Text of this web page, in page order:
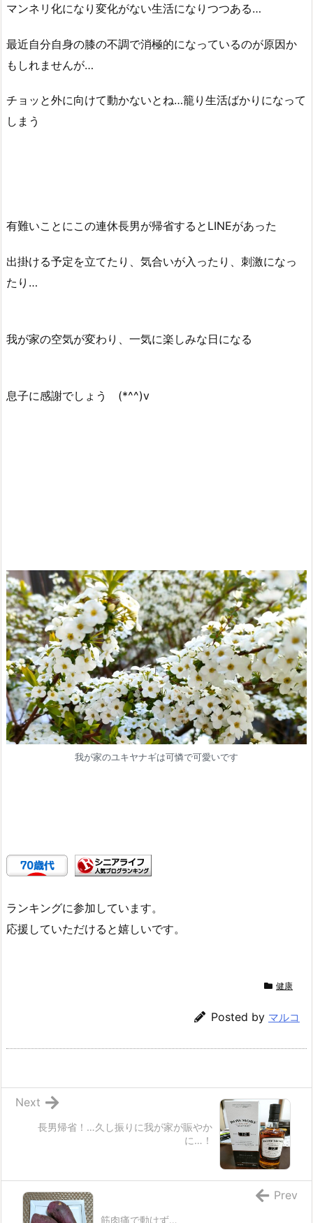
マンネリ化になり変化がない生活になりつつある…
最近自分自身の膝の不調で消極的になっているのが原因か
もしれませんが…
チョッと外に向けて動かないとね…籠り生活ばかりになって
しまう
有難いことにこの連休長男が帰省するとLINEがあった
出掛ける予定を立てたり、気合いが入ったり、刺激になっ
たり…
我が家の空気が変わり、一気に楽しみな日になる
息子に感謝でしょう (*^^)v
我が家のユキヤナギは可憐で可愛いです
ランキングに参加しています。
応援していただけると嬉しいです。
健康
Posted by マルコ
長男帰省！…久し振りに我が家が賑やか
に…！
Next
筋肉痛で動けず…
Prev